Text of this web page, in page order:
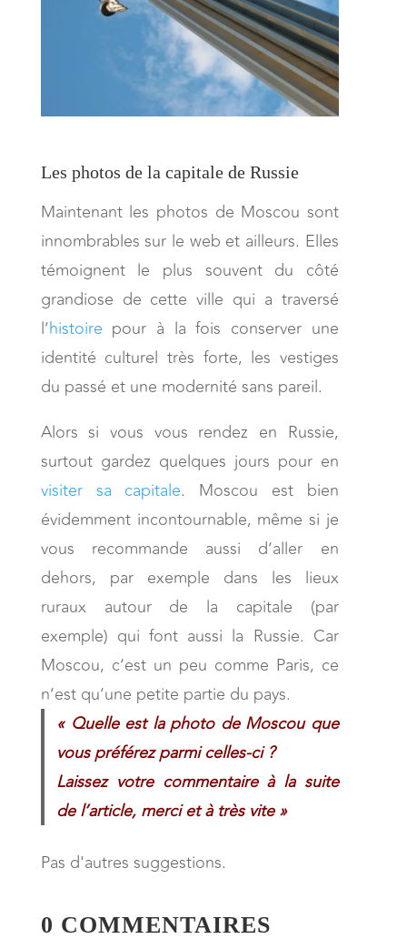
Les photos de la capitale de Russie
Maintenant les photos de Moscou sont
innombrables sur le web et ailleurs. Elles
témoignent le plus souvent du côté
grandiose de cette ville qui a traversé
l’histoire pour à la fois conserver une
identité culturel très forte, les vestiges
du passé et une modernité sans pareil.
Alors si vous vous rendez en Russie,
surtout gardez quelques jours pour en
visiter sa capitale. Moscou est bien
évidemment incontournable, même si je
vous recommande aussi d’aller en
dehors, par exemple dans les lieux
ruraux autour de la capitale (par
exemple) qui font aussi la Russie. Car
Moscou, c’est un peu comme Paris, ce
n’est qu’une petite partie du pays.
« Quelle est la photo de Moscou que
vous préférez parmi celles-ci ?
Laissez votre commentaire à la suite
de l’article, merci et à très vite »
Pas d'autres suggestions.
0 COMMENTAIRES